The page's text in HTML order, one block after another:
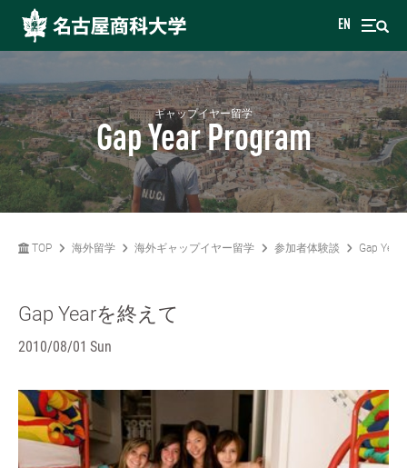
EN
ギャップイヤー留学
Gap Year Program
TOP 海外留学 海外ギャップイヤー留学 参加者体験談 Gap Year
Gap Yearを終えて
2010/08/01 Sun